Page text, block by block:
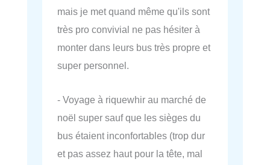
mais je met quand même qu'ils sont
très pro convivial ne pas hésiter à
monter dans leurs bus très propre et
super personnel.
- Voyage à riquewhir au marché de
noël super sauf que les sièges du
bus étaient inconfortables (trop dur
et pas assez haut pour la tête, mal